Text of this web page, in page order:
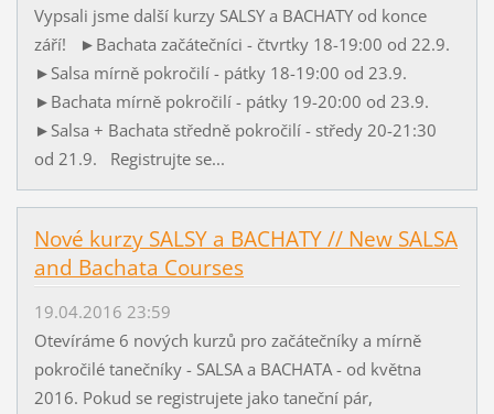
Vypsali jsme další kurzy SALSY a BACHATY od konce
září! ►Bachata začátečníci - čtvrtky 18-19:00 od 22.9.
►Salsa mírně pokročilí - pátky 18-19:00 od 23.9.
►Bachata mírně pokročilí - pátky 19-20:00 od 23.9.
►Salsa + Bachata středně pokročilí - středy 20-21:30
od 21.9. Registrujte se...
Nové kurzy SALSY a BACHATY // New SALSA
and Bachata Courses
19.04.2016 23:59
Otevíráme 6 nových kurzů pro začátečníky a mírně
pokročilé tanečníky - SALSA a BACHATA - od května
2016. Pokud se registrujete jako taneční pár,